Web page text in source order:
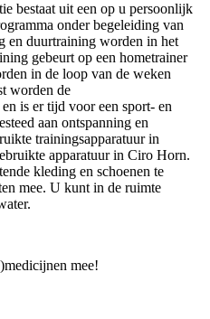
bestaat uit een op u persoonlijk
onder begeleiding van
en duurtraining worden in het
gebeurt op een hometrainer
in de loop van de weken
worden de
is er tijd voor een sport- en
aan ontspanning en
trainingsapparatuur in
apparatuur in Ciro Horn.
kleding en schoenen te
mee. U kunt in de ruimte
mee!